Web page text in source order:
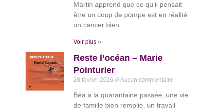
Martin apprend que ce qu’il pensait
être un coup de pompe est en réalité
un cancer bien
Voir plus »
Reste l’océan – Marie
Pointurier
28 février 2026 Aucun commentaire
Béa a la quarantaine passée, une vie
de famille bien remplie, un travail